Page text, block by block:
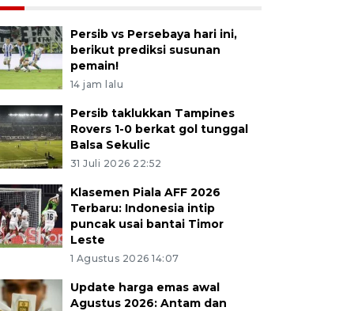
Persib vs Persebaya hari ini,
berikut prediksi susunan
pemain!
14 jam lalu
Persib taklukkan Tampines
Rovers 1-0 berkat gol tunggal
Balsa Sekulic
31 Juli 2026 22:52
Klasemen Piala AFF 2026
Terbaru: Indonesia intip
puncak usai bantai Timor
Leste
1 Agustus 2026 14:07
Update harga emas awal
Agustus 2026: Antam dan